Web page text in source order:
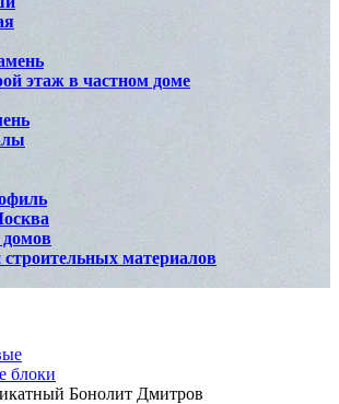
этаж в частном доме
строительных материалов
блоки
Бонолит Дмитров